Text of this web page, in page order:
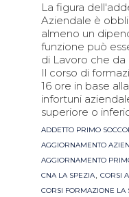
La figura
Aziendale è
almeno un
funzione può
di Lavoro che
Il corso di
16 ore in base
infortuni
superiore o
Tags
ADDETTO PRIMO
AGGIORNAMENTO
AGGIORNAMENTO
CNA LA SPEZIA, CORSI
CORSI FORMAZIONE LA